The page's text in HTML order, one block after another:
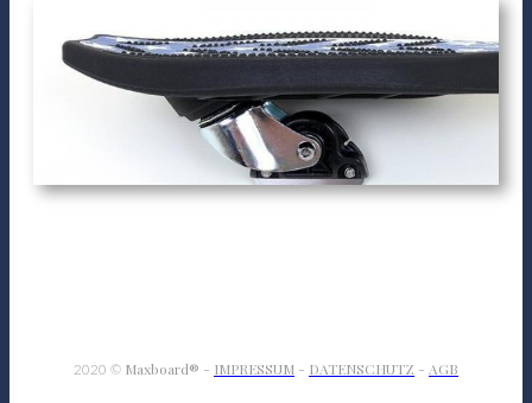
2020 © Maxboard® - IMPRESSUM - DATENSCHUTZ - AGB